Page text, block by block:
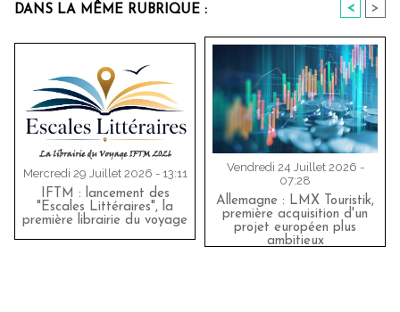
DANS LA MÊME RUBRIQUE : < >
Mercredi 29 Juillet 2026 - 13:11
IFTM : lancement des
"Escales Littéraires", la
première librairie du voyage
Vendredi 24 Juillet 2026 -
07:28
Allemagne : LMX Touristik,
première acquisition d'un
projet européen plus
ambitieux